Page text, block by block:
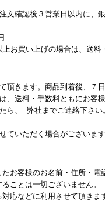
文確認後３営業日以内に、
買い上げの場合は、送料
頂きます。商品到着後、７
送料・手数料ともにお客
ら、 弊社までご連絡下さ
ていただく場合がございます
お客様のお名前・住所・電
ことは一切ございません
応などに利用させて頂きま